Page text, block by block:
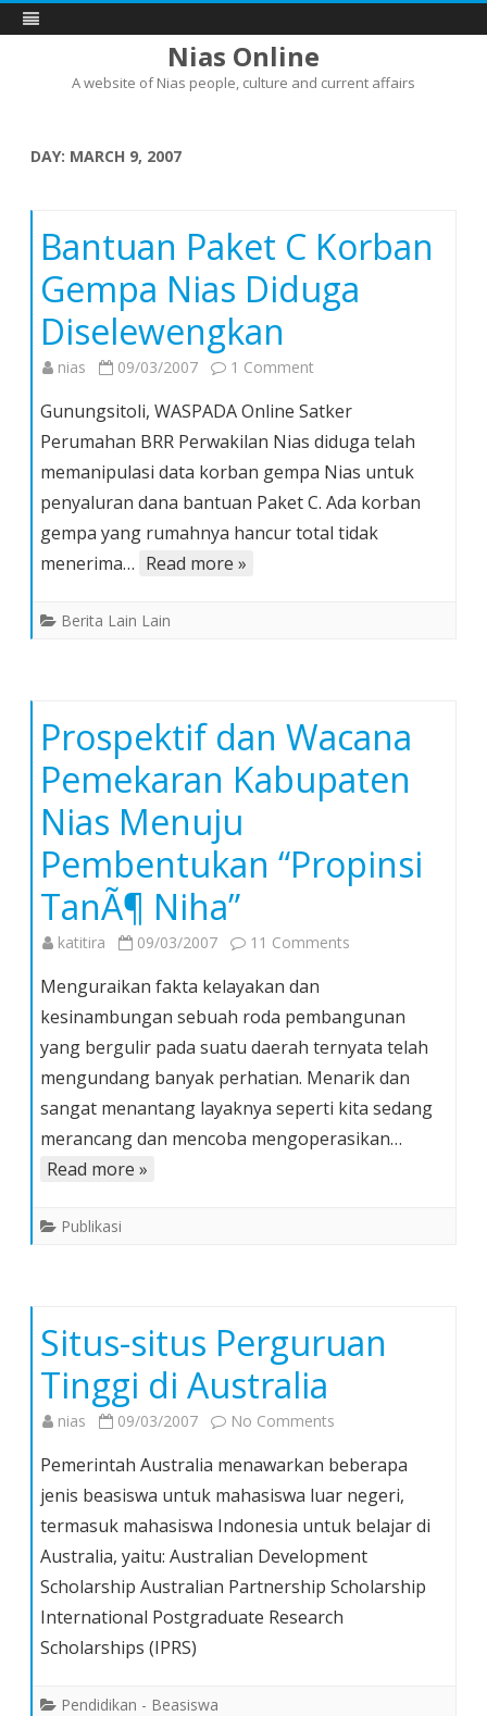
Nias Online
A website of Nias people, culture and current affairs
DAY: MARCH 9, 2007
Bantuan Paket C Korban
Gempa Nias Diduga
Diselewengkan
nias 09/03/2007 1 Comment
Paket
C
Korban
Gempa
Nias
Gunungsitoli, WASPADA Online Satker
Perumahan BRR Perwakilan Nias diduga telah
memanipulasi data korban gempa Nias untuk
penyaluran dana bantuan Paket C. Ada korban
gempa yang rumahnya hancur total tidak
menerima… Read more »
Berita Lain Lain
Prospektif dan Wacana
Pemekaran Kabupaten
Nias Menuju
Pembentukan “Propinsi
TanÃ¶ Niha”
katitira 09/03/2007 11 Comments
Wacana
Pemekaran
Kabupaten
Nias
Menuju
Menguraikan fakta kelayakan dan
kesinambungan sebuah roda pembangunan
yang bergulir pada suatu daerah ternyata telah
mengundang banyak perhatian. Menarik dan
sangat menantang layaknya seperti kita sedang
merancang dan mencoba mengoperasikan…
Read more »
Publikasi
Situs-situs Perguruan
Tinggi di Australia
nias 09/03/2007 No Comments
situs
Perguruan
Tinggi
di
Australia
Pemerintah Australia menawarkan beberapa
jenis beasiswa untuk mahasiswa luar negeri,
termasuk mahasiswa Indonesia untuk belajar di
Australia, yaitu: Australian Development
Scholarship Australian Partnership Scholarship
International Postgraduate Research
Scholarships (IPRS)
Pendidikan - Beasiswa